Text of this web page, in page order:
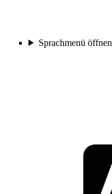
Sprachmenü öffnen